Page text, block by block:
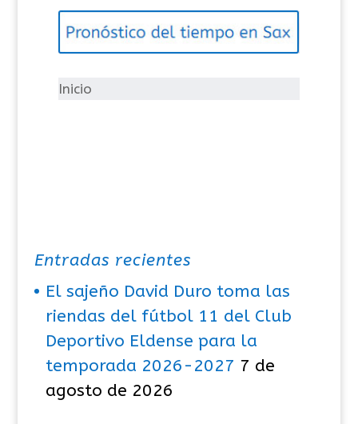
g
íInicio
Entradas recientes
El sajeño David Duro toma las
riendas del fútbol 11 del Club
Deportivo Eldense para la
temporada 2026-2027 7 de
agosto de 2026